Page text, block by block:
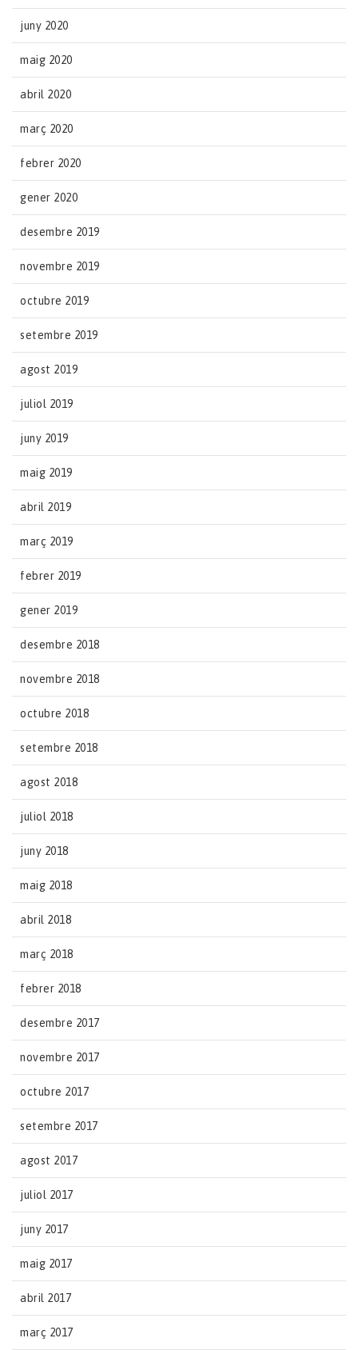
juny 2020
maig 2020
abril 2020
març 2020
febrer 2020
gener 2020
desembre 2019
novembre 2019
octubre 2019
setembre 2019
agost 2019
juliol 2019
juny 2019
maig 2019
abril 2019
març 2019
febrer 2019
gener 2019
desembre 2018
novembre 2018
octubre 2018
setembre 2018
agost 2018
juliol 2018
juny 2018
maig 2018
abril 2018
març 2018
febrer 2018
desembre 2017
novembre 2017
octubre 2017
setembre 2017
agost 2017
juliol 2017
juny 2017
maig 2017
abril 2017
març 2017